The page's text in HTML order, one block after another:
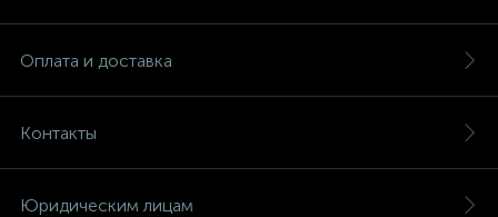
Оплата и доставка
Контакты
Юридическим лицам